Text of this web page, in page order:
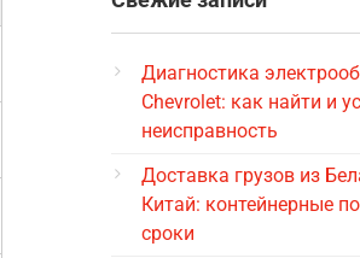
Диагностика
Chevrolet: как найти и
неисправность
Доставка грузов из
Китай: контейнерные
сроки